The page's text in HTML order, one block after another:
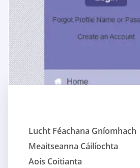
Lucht Féachana Gníomhach
Meaitseanna Cáilíochta
Aois Coitianta